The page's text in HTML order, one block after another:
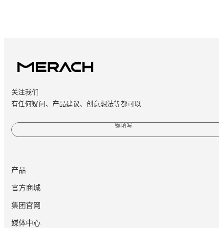
关注我们
有任何疑问、产品建议、创意想法等都可以
一键填写
产品
官方商城
集团官网
媒体中心